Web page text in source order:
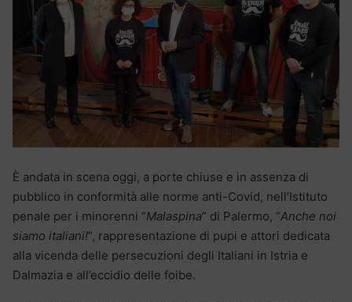
È andata in scena oggi, a porte chiuse e in assenza di
pubblico in conformità alle norme anti-Covid, nell’Istituto
penale per i minorenni “Malaspina” di Palermo, “Anche noi
siamo italiani!”, rappresentazione di pupi e attori dedicata
alla vicenda delle persecuzioni degli Italiani in Istria e
Dalmazia e all’eccidio delle foibe.